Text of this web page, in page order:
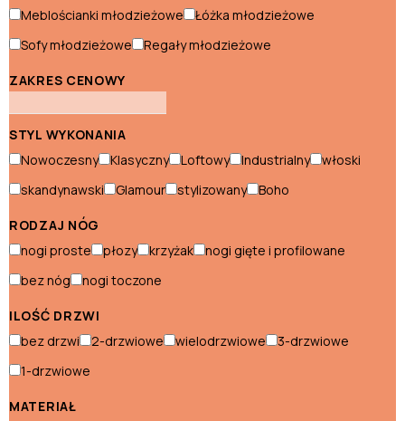
Witryny nowoczesne
Styl skandynawski
Biurka skandynawskie
Fotele skandynawskie
Hokery skandynawskie
Komody skandynawskie
Konsole skandynawskie
Łóżka skandynawskie
Narożniki skandynawskie
Pufy skandynawskie
Meblościanki młodzieżowe
Łóżka młodzieżowe
Sofy młodzieżowe
Regały młodzieżowe
ZAKRES CENOWY
STYL WYKONANIA
Nowoczesny
Klasyczny Loftowy Industrialny
włoski
skandynawski
Glamour stylizowany Boho
RODZAJ NÓG
nogi proste
płozy krzyżak
nogi gięte i profilowane
bez nóg
nogi toczone
ILOŚĆ DRZWI
bez drzwi
2-drzwiowe wielodrzwiowe
3-drzwiowe
1-drzwiowe
MATERIAŁ